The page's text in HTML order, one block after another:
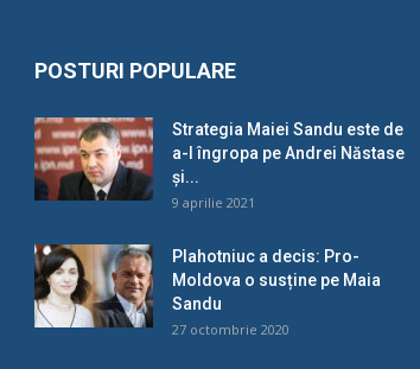
POSTURI POPULARE
Strategia Maiei Sandu este de
a-l îngropa pe Andrei Năstase
și...
9 aprilie 2021
Plahotniuc a decis: Pro-
Moldova o susține pe Maia
Sandu
27 octombrie 2020